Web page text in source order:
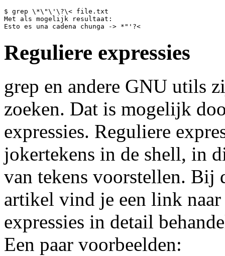
$ grep \*\"\'\?\< file.txt
Met als mogelijk resultaat:
Reguliere expressies
grep en andere GNU utils
zoeken. Dat is mogelijk
expressies. Reguliere
jokertekens in de shell, in
van tekens voorstellen. Bij
artikel vind je een link
expressies in detail
Een paar voorbeelden: